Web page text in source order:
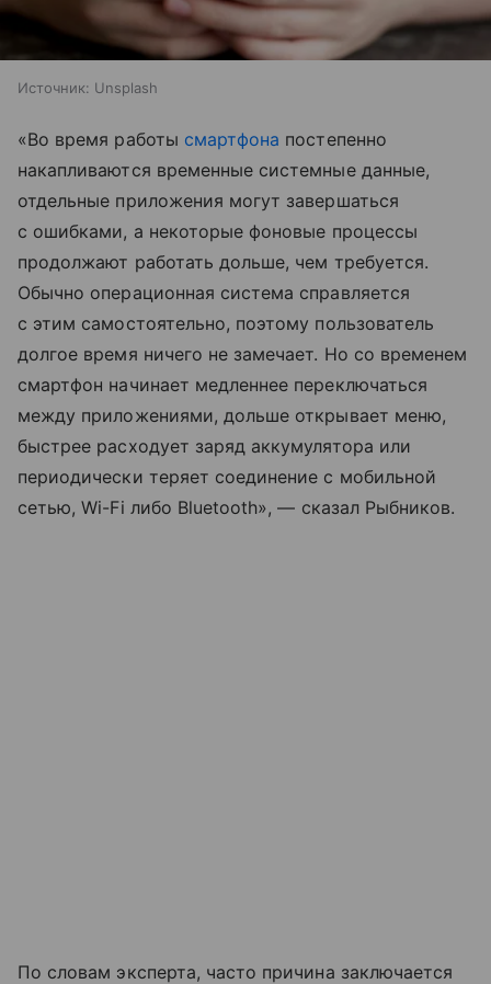
Источник: Unsplash
«Во время работы смартфона постепенно
накапливаются временные системные данные,
отдельные приложения могут завершаться
с ошибками, а некоторые фоновые процессы
продолжают работать дольше, чем требуется.
Обычно операционная система справляется
с этим самостоятельно, поэтому пользователь
долгое время ничего не замечает. Но со временем
смартфон начинает медленнее переключаться
между приложениями, дольше открывает меню,
быстрее расходует заряд аккумулятора или
периодически теряет соединение с мобильной
сетью, Wi-Fi либо Bluetooth», — сказал Рыбников.
По словам эксперта, часто причина заключается